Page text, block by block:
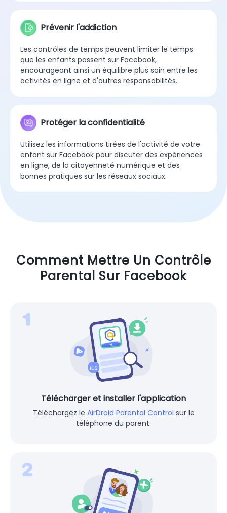
Prévenir l'addiction
Les contrôles de temps peuvent limiter le temps
que les enfants passent sur Facebook,
encourageant ainsi un équilibre plus sain entre les
activités en ligne et d'autres responsabilités.
Protéger la confidentialité
Utilisez les informations tirées de l'activité de votre
enfant sur Facebook pour discuter des expériences
en ligne, de la citoyenneté numérique et des
bonnes pratiques sur les réseaux sociaux.
Comment Mettre Un Contrôle
Parental Sur Facebook
Télécharger et installer l'application
Téléchargez le AirDroid Parental Control sur le
téléphone du parent.